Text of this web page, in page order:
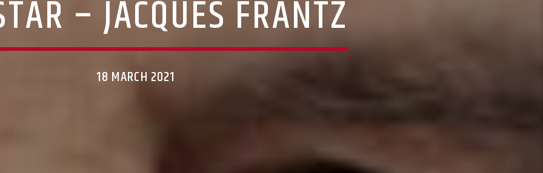
– JACQUES FRANTZ
18 MARCH 2021